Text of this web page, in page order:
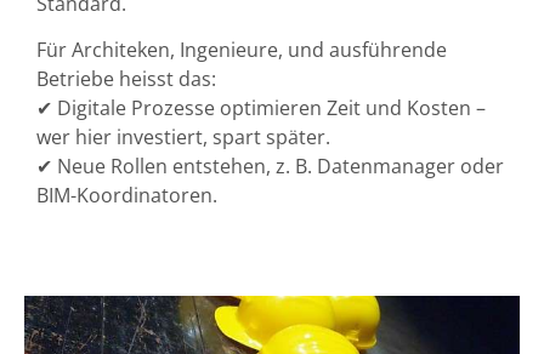
Für Architeken, Ingenieure, und ausführende
Betriebe heisst das:
✔ Digitale Prozesse optimieren Zeit und Kosten –
wer hier investiert, spart später.
✔ Neue Rollen entstehen, z. B. Datenmanager oder
BIM-Koordinatoren.